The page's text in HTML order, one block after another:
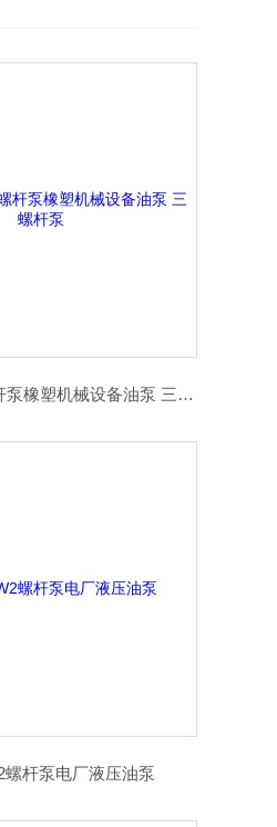
3G100*4W2螺杆泵橡塑机械设备油泵 三螺杆泵
螺杆泵电厂液压油泵